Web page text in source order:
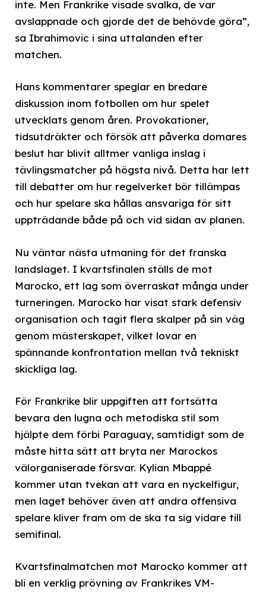
inte. Men Frankrike visade svalka, de var
avslappnade och gjorde det de behövde göra”,
sa Ibrahimovic i sina uttalanden efter
matchen.
Hans kommentarer speglar en bredare
diskussion inom fotbollen om hur spelet
utvecklats genom åren. Provokationer,
tidsutdräkter och försök att påverka domares
beslut har blivit alltmer vanliga inslag i
tävlingsmatcher på högsta nivå. Detta har lett
till debatter om hur regelverket bör tillämpas
och hur spelare ska hållas ansvariga för sitt
uppträdande både på och vid sidan av planen.
Nu väntar nästa utmaning för det franska
landslaget. I kvartsfinalen ställs de mot
Marocko, ett lag som överraskat många under
turneringen. Marocko har visat stark defensiv
organisation och tagit flera skalper på sin väg
genom mästerskapet, vilket lovar en
spännande konfrontation mellan två tekniskt
skickliga lag.
För Frankrike blir uppgiften att fortsätta
bevara den lugna och metodiska stil som
hjälpte dem förbi Paraguay, samtidigt som de
måste hitta sätt att bryta ner Marockos
välorganiserade försvar. Kylian Mbappé
kommer utan tvekan att vara en nyckelfigur,
men laget behöver även att andra offensiva
spelare kliver fram om de ska ta sig vidare till
semifinal.
Kvartsfinalmatchen mot Marocko kommer att
bli en verklig prövning av Frankrikes VM-